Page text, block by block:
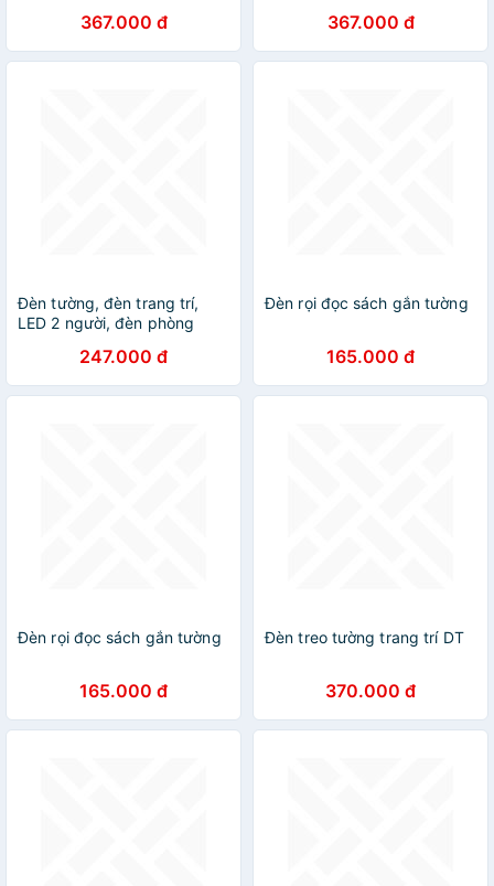
trang trí DT367.000 đ
trang trí DT367.000 đ
Đèn tường, đèn trang trí,
LED 2 người, đèn phòng
247.000 đ
Đèn rọi đọc sách gắn tường
165.000 đ
Đèn rọi đọc sách gắn tường
165.000 đ
Đèn treo tường trang trí DT
370.000 đ